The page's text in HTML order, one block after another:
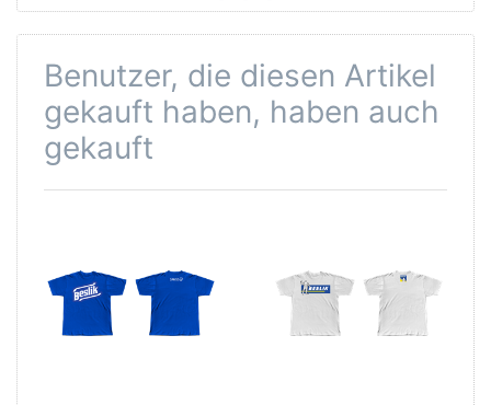
Benutzer, die diesen Artikel
gekauft haben, haben auch
gekauft